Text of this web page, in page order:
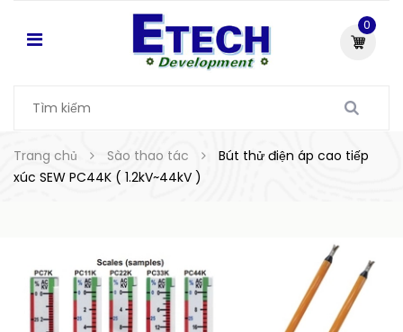
0
Trang chủ Sào thao tác
Bút thử điện áp cao tiếp
xúc SEW PC44K ( 1.2kV~44kV )